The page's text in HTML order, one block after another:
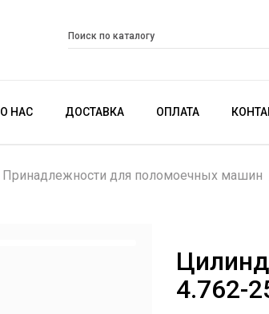
О НАС ДОСТАВКА ОПЛАТА
Принадлежности для поломоечных машин
4.762-